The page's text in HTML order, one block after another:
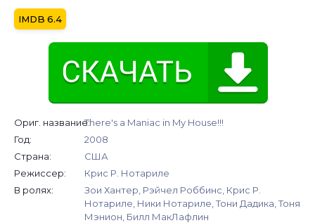
6.4
Ориг. название:There's a Maniac in My House!!!
Год:
2008
Страна:
США
Режиссер:
Крис Р. Нотариле
В ролях:
Зои Хантер, Рэйчел Роббинс, Крис Р.
Нотариле, Ники Нотариле, Тони Дадика, Тоня
Мэнион, Билл МакЛафлин